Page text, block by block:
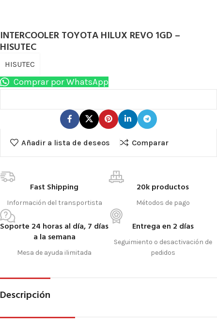
INTERCOOLER TOYOTA HILUX REVO 1GD –
HISUTEC
HISUTEC
Comprar por WhatsApp
Añadir a lista de deseos Comparar
Fast Shipping
Información del transportista
20k productos
Métodos de pago
Soporte 24 horas al día, 7 días
a la semana
Mesa de ayuda ilimitada
Entrega en 2 días
Seguimiento o desactivación de
pedidos
Descripción